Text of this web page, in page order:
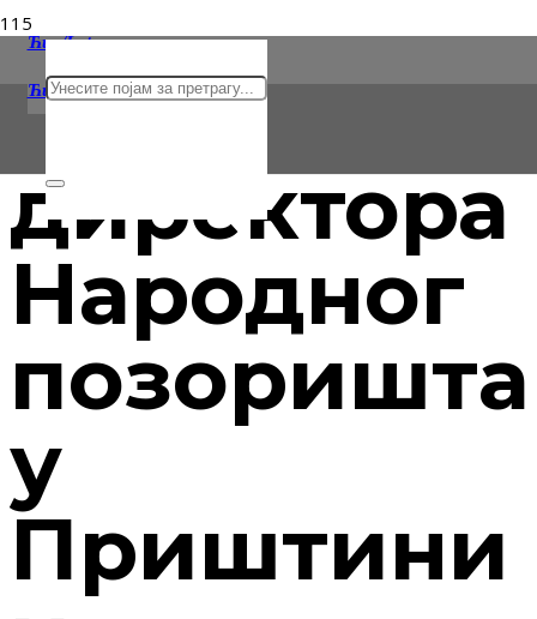
Ћир/Lat
Ћирилица Latinica
Сусрет
директора
Народног
позоришта
у
Приштини